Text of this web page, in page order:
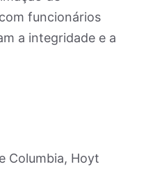
funcionários
a integridade e a
Columbia, Hoyt